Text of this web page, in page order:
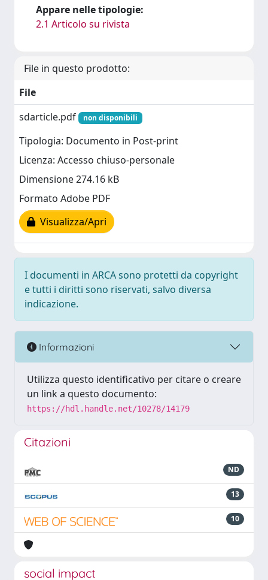
Appare nelle tipologie:
2.1 Articolo su rivista
File in questo prodotto:
File
sdarticle.pdf
non disponibili
Tipologia: Documento in Post-print
Licenza: Accesso chiuso-personale
Dimensione 274.16 kB
Formato Adobe PDF
Visualizza/Apri
I documenti in ARCA sono protetti da copyright
e tutti i diritti sono riservati, salvo diversa
indicazione.
Informazioni
Utilizza questo identificativo per citare o creare
un link a questo documento:
https://hdl.handle.net/10278/14179
Citazioni
ND
13
10
social impact